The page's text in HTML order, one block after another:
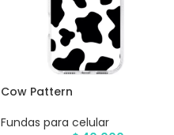
Cow Pattern
Fundas para celular